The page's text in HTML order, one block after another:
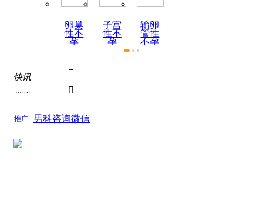
卵巢
性不
孕
子宫
性不
孕
输卵
管性
不孕
快讯
2019
2019
热烈祝贺陕西天伦不孕不

关于如何全面认识死精症？的问题， 如何全面认...

推广 男科咨询微信